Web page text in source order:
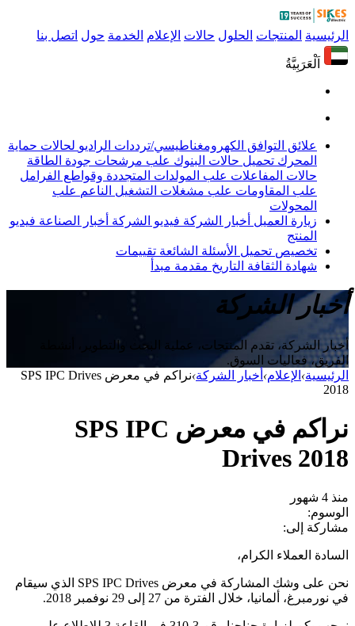
الرئيسية المنتجات الحلول حالات الإعلام الخدمة حول اتصل بنا
اَلْعَرَبِيَّةُ
علائق التوافق الكهرومغناطيسي/ترددات الراديو لحالات حماية
المحرك تحميل حالات البنوك علب مرشحات جودة الطاقة
حالات المفاعلات علب المولدات المتجددة وقواطع الفرامل
علب المقاومات علب مشغلات التشغيل الناعم علب
المحولات
زيارة العميل أخبار الشركة فيديو الشركة أخبار الصناعة فيديو
المنتج
تخصيص تحميل الأسئلة الشائعة تقييمات
شهادة الثقافة التاريخ مقدمة مبدأ
أخبار الشركة
أخبار الشركة، تقدم المنتجات، عملية البحث والتطوير، أنشطة
الفريق، فعاليات السوق.
الرئيسية› الإعلام› أخبار الشركة›
نراكم في معرض SPS IPC Drives
2018
نراكم في معرض SPS IPC
Drives 2018
منذ 4 شهور
الوسوم:
مشاركة إلى:
السادة العملاء الكرام،
نحن على وشك المشاركة في معرض SPS IPC Drives الذي سيقام
في نورمبرغ، ألمانيا، خلال الفترة من 27 إلى 29 نوفمبر 2018.